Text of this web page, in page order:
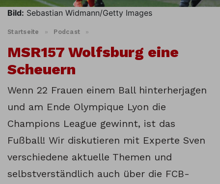
Bild: Sebastian Widmann/Getty Images
Startseite » Podcast »
MSR157 Wolfsburg eine
Scheuern
Wenn 22 Frauen einem Ball hinterherjagen
und am Ende Olympique Lyon die
Champions League gewinnt, ist das
Fußball! Wir diskutieren mit Experte Sven
verschiedene aktuelle Themen und
selbstverständlich auch über die FCB-